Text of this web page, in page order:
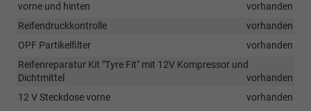
vorne und hinten
vorhanden
Reifendruckkontrolle
vorhanden
OPF Partikelfilter
vorhanden
Reifenreparatur Kit "Tyre Fit" mit 12V Kompressor und
Dichtmittel
vorhanden
12 V Steckdose vorne
vorhanden